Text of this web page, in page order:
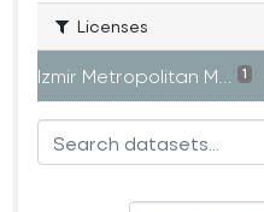
Licenses
Izmir Metropolitan M... 1